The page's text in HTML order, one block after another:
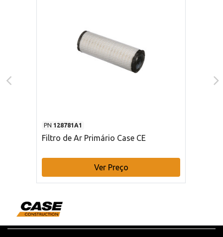
PN 128781A1
Filtro de Ar Primário Case CE
Ver Preço